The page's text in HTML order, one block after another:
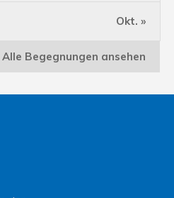
Okt. »
Alle Begegnungen ansehen